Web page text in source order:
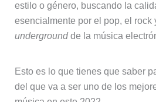
estilo o género, buscando la
esencialmente por el pop, el rock
undergroundde la música
Esto es lo que tienes que saber
del que va a ser uno de los